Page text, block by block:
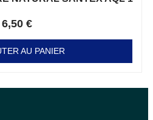
6,50 €
AU PANIER